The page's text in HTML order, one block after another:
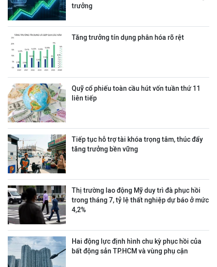
trưởng
Tăng trưởng tín dụng phân hóa rõ rệt
Quỹ cổ phiếu toàn cầu hút vốn tuần thứ 11
liên tiếp
Tiếp tục hỗ trợ tài khóa trọng tâm, thúc đẩy
tăng trưởng bền vững
Thị trường lao động Mỹ duy trì đà phục hồi
trong tháng 7, tỷ lệ thất nghiệp dự báo ở mức
4,2%
Hai động lực định hình chu kỳ phục hồi của
bất động sản TP.HCM và vùng phụ cận